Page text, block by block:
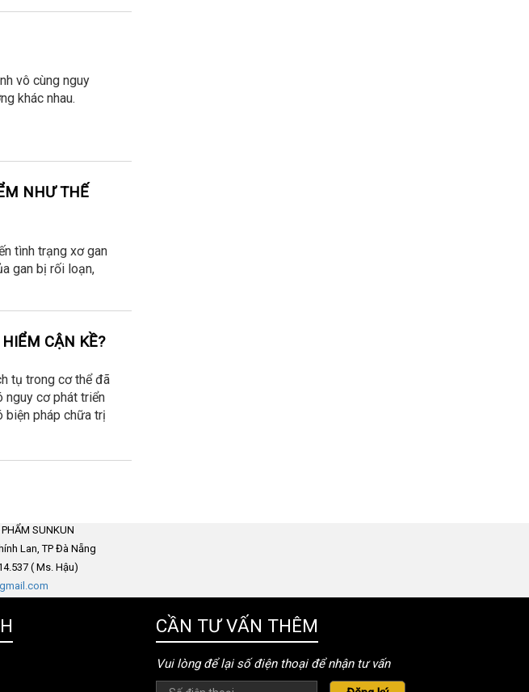
vô cùng nguy
khác nhau.
NHƯ THẾ
tình trạng xơ gan
gan bị rối loạn,
CẬN KỀ?
tụ trong cơ thể đã
nguy cơ phát triển
biện pháp chữa trị
SUNKUN
Lan, TP Đà Nẵng
( Ms. Hậu)
CẦN TƯ VẤN THÊM
Vui lòng để lại số điện thoại để nhận tư vấn